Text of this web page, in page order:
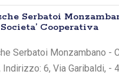
Serbatoi
Cooperativa
Serbatoi Monzambano -
Indirizzo: 6, Via Garibaldi, -